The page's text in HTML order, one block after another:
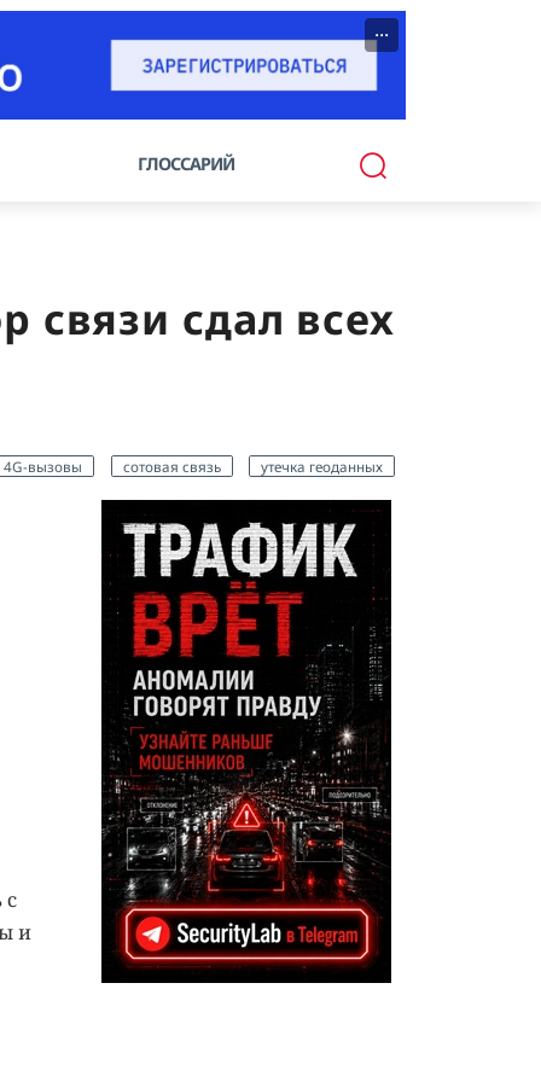
···
ГЛОССАРИЙ
связи сдал всех
4G-вызовы сотовая связь утечка геоданных
с
и